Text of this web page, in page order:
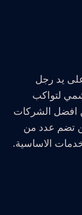
في العام 2008م على يد رجل
لتواكب
افضل الشركات
تضم عدد من
الاساسية.